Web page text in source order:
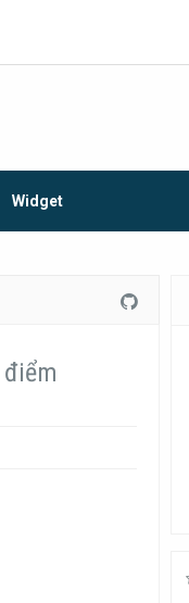
Widget